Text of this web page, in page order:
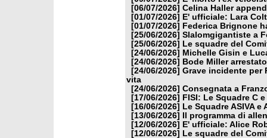
[06/07/2026] Celina Haller
[01/07/2026]
E' ufficiale: Lara
[01/07/2026]
Federica Brignone
[25/06/2026] Slalomgigantiste a
[25/06/2026]
Le squadre del
[24/06/2026] Michelle Gisin e
[24/06/2026]
Bode Miller
[24/06/2026] Grave incidente per
vita
[24/06/2026] Consegnata a
[17/06/2026]
FISI: Le Squadre C
[16/06/2026]
Le Squadre ASIVA
[13/06/2026]
Il programma di
[12/06/2026]
E' ufficiale: Alice
[12/06/2026]
Le squadre del